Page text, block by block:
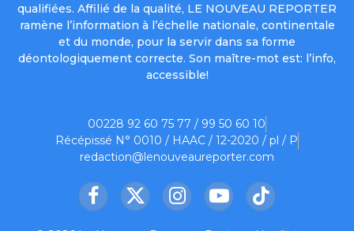
qualifiées. Affilié de la qualité, LE NOUVEAU REPORTER
ramène l’information à l’échelle nationale, continentale
et du monde, pour la servir dans sa forme
déontologiquement correcte. Son maître-mot est: l’info,
accessible!
00228 92 60 75 77 / 99 50 60 10
Récépissé N° 0010 / HAAC / 12-2020 / pl / P
redaction@lenouveaureporter.com
Facebook
X
InstagramYouTubeTikTok